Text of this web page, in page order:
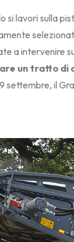
si lavori sulla
a intervenire
un tratto di
il